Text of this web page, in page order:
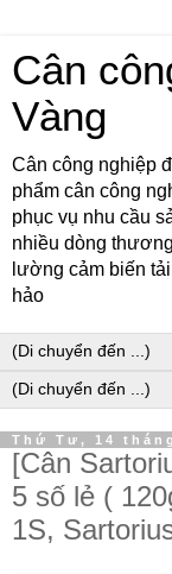
Cân
Vàng
Cân công nghiệp
phẩm cân công
phục vụ nhu cầu
nhiều dòng
lường cảm biến
hảo
Thứ Tư, 14
[Cân
5 số lẻ (
1S,